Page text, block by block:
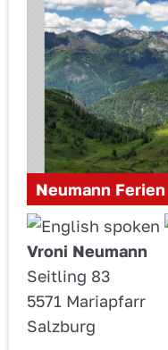
Neumann Ferien
Vroni Neumann
Seitling 83
5571 Mariapfarr
Salzburg